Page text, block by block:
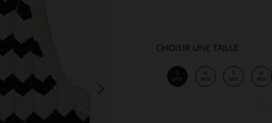
CHOISIR UNE TAILLE
3
ans
4
ans
5
ans
6
ans